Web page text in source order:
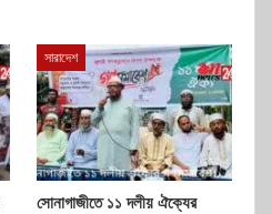
সারাদেশ
সোনাগাজীতে ১১ দলীয় ঐক্যের